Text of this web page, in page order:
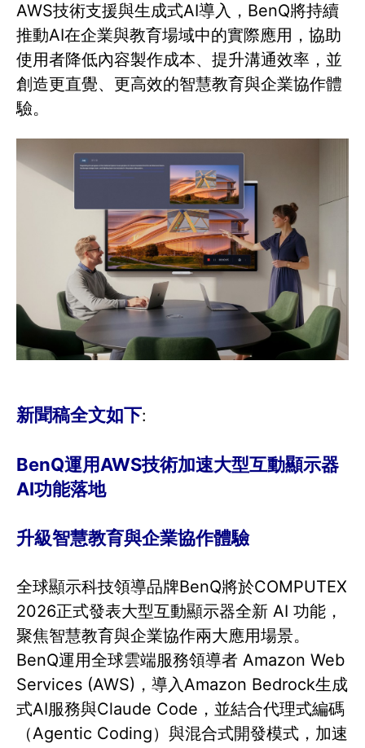
AWS技術支援與生成式AI導入，BenQ將持續
推動AI在企業與教育場域中的實際應用，協助
使用者降低內容製作成本、提升溝通效率，並
創造更直覺、更高效的智慧教育與企業協作體
驗。
新聞稿全文如下:
BenQ運用AWS技術加速大型互動顯示器
AI功能落地
升級智慧教育與企業協作體驗
全球顯示科技領導品牌BenQ將於COMPUTEX
2026正式發表大型互動顯示器全新 AI 功能，
聚焦智慧教育與企業協作兩大應用場景。
BenQ運用全球雲端服務領導者 Amazon Web
Services (AWS)，導入Amazon Bedrock生成
式AI服務與Claude Code，並結合代理式編碼
（Agentic Coding）與混合式開發模式，加速